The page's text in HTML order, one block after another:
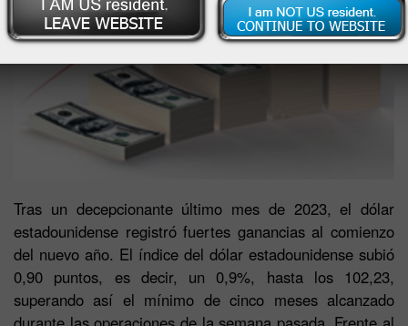
Tras un decepcionante último mes de 2023, el dólar
estadounidense registró fuertes ganancias al comienzo
del nuevo año. El índice del dólar estadounidense subió
0,90 puntos, es decir, un 0,9%, hasta los 102,23,
superando así el mínimo de cinco meses alcanzado